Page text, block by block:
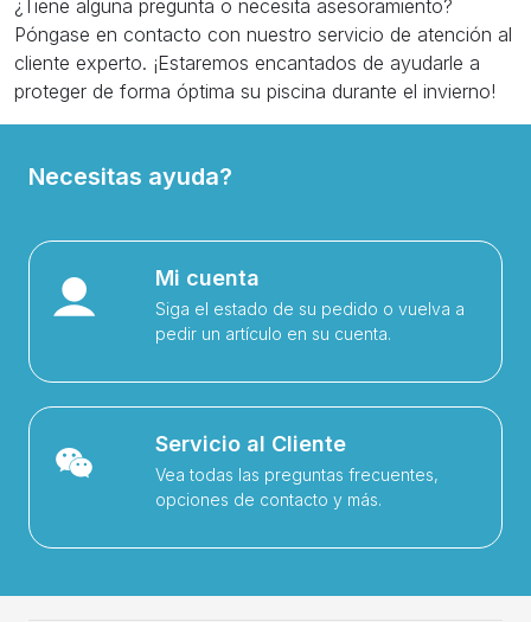
¿Tiene alguna pregunta o necesita asesoramiento?
Póngase en contacto con nuestro servicio de atención al
cliente experto. ¡Estaremos encantados de ayudarle a
proteger de forma óptima su piscina durante el invierno!
Necesitas ayuda?
Mi cuenta
Siga el estado de su pedido o vuelva a
pedir un artículo en su cuenta.
Servicio al Cliente
Vea todas las preguntas frecuentes,
opciones de contacto y más.